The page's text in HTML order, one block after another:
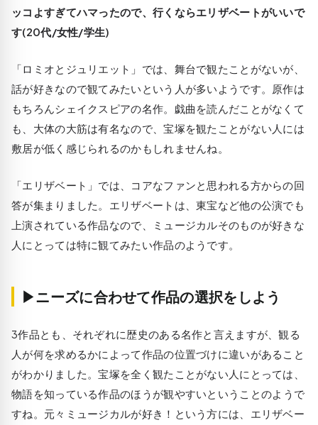
ッコよすぎてハマったので、行くならエリザベートがいいで
す(20代/女性/学生)
「ロミオとジュリエット」では、舞台で観たことがないが、
話が好きなので観てみたいという人が多いようです。原作は
もちろんシェイクスピアの名作。戯曲を読んだことがなくて
も、大体の大筋は有名なので、宝塚を観たことがない人には
敷居が低く感じられるのかもしれませんね。
「エリザベート」では、コアなファンと思われる方からの回
答が集まりました。エリザベートは、東宝など他の公演でも
上演されている作品なので、ミュージカルそのものが好きな
人にとっては特に観てみたい作品のようです。
▶ニーズに合わせて作品の選択をしよう
3作品とも、それぞれに歴史のある名作と言えますが、観る
人が何を求めるかによって作品の位置づけに違いがあること
がわかりました。宝塚を全く観たことがない人にとっては、
物語を知っている作品のほうが観やすい ということのようで
すね。元々ミュージカルが好き！という方には、エリザベー